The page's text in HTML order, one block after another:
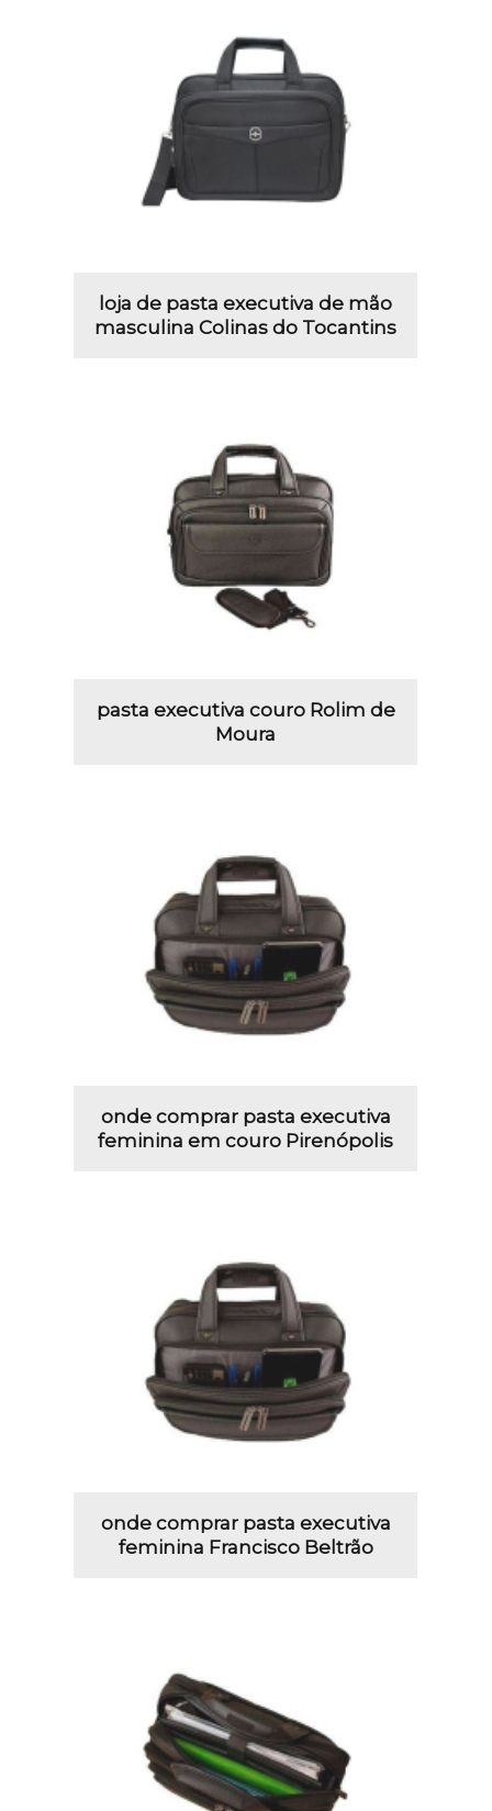
loja de pasta executiva de mão
masculina Colinas do Tocantins
pasta executiva couro Rolim de
Moura
onde comprar pasta executiva
feminina em couro Pirenópolis
onde comprar pasta executiva
feminina Francisco Beltrão